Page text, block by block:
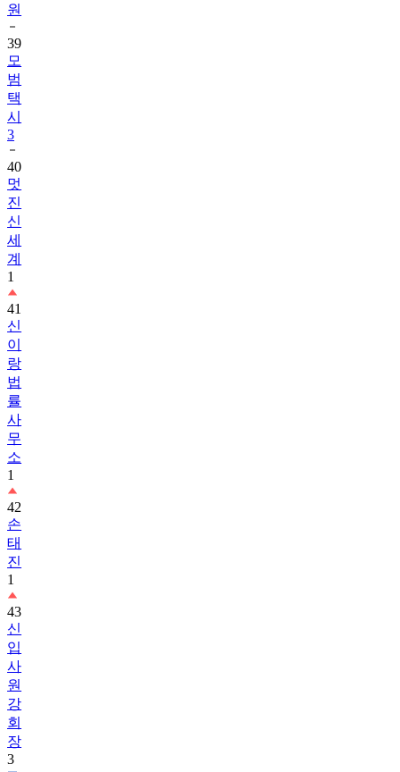
원
39
모
범
택
시
3
40
멋
진
신
세
계
1
41
신
이
랑
법
률
사
무
소
1
42
손
태
진
1
43
신
입
사
원
강
회
장
3